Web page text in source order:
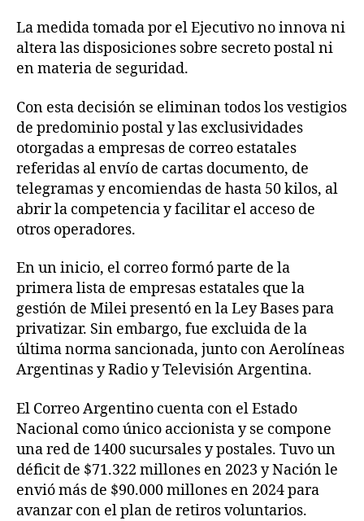
La medida tomada por el Ejecutivo no innova ni
altera las disposiciones sobre secreto postal ni
en materia de seguridad.
Con esta decisión se eliminan todos los vestigios
de predominio postal y las exclusividades
otorgadas a empresas de correo estatales
referidas al envío de cartas documento, de
telegramas y encomiendas de hasta 50 kilos, al
abrir la competencia y facilitar el acceso de
otros operadores.
En un inicio, el correo formó parte de la
primera lista de empresas estatales que la
gestión de Milei presentó en la Ley Bases para
privatizar. Sin embargo, fue excluida de la
última norma sancionada, junto con Aerolíneas
Argentinas y Radio y Televisión Argentina.
El Correo Argentino cuenta con el Estado
Nacional como único accionista y se compone
una red de 1400 sucursales y postales. Tuvo un
déficit de $71.322 millones en 2023 y Nación le
envió más de $90.000 millones en 2024 para
avanzar con el plan de retiros voluntarios.